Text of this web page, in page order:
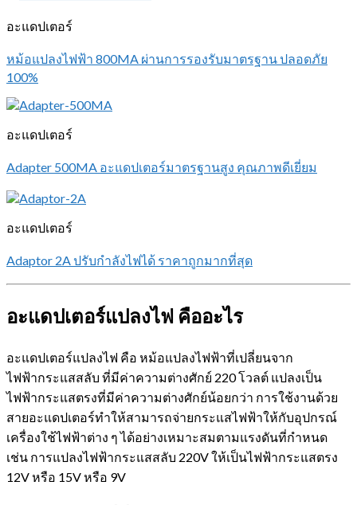
อะแดปเตอร์
หม้อแปลงไฟฟ้า 800MA ผ่านการรองรับมาตรฐาน ปลอดภัย
100%
อะแดปเตอร์
Adapter 500MA อะแดปเตอร์มาตรฐานสูง คุณภาพดีเยี่ยม
อะแดปเตอร์
Adaptor 2A ปรับกำลังไฟได้ ราคาถูกมากที่สุด
อะแดปเตอร์แปลงไฟ คืออะไร
อะแดปเตอร์แปลงไฟ คือ หม้อแปลงไฟฟ้าที่เปลี่ยนจาก
ไฟฟ้ากระแสสลับ ที่มีค่าความต่างศักย์ 220 โวลต์ แปลงเป็น
ไฟฟ้ากระแสตรงที่มีค่าความต่างศักย์น้อยกว่า การใช้งานด้วย
สายอะแดปเตอร์ทำให้สามารถจ่ายกระแสไฟฟ้าให้กับอุปกรณ์
เครื่องใช้ไฟฟ้าต่าง ๆ ได้อย่างเหมาะสมตามแรงดันที่กำหนด
เช่น การแปลงไฟฟ้ากระแสสลับ 220V ให้เป็นไฟฟ้ากระแสตรง
12V หรือ 15V หรือ 9V